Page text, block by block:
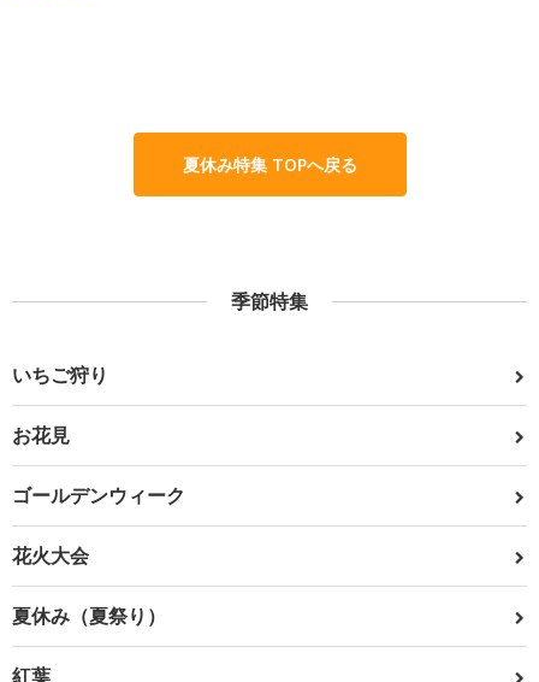
夏休み特集 TOPへ戻る
季節特集
いちご狩り
お花見
ゴールデンウィーク
花火大会
夏休み（夏祭り）
紅葉